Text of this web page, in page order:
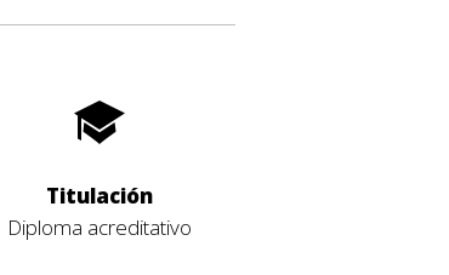
Titulación
Diploma acreditativo